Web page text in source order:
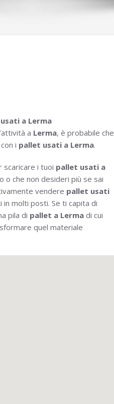
a Lerma
a Lerma, è probabile che
i pallet usati a Lerma.
scaricare i tuoi pallet usati a
o che non desideri più se sai
vendere pallet usati
in molti posti. Se ti capita di
pila di pallet a Lerma di cui
quel materiale